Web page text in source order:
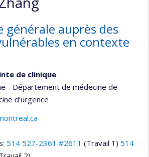
générale auprès des
en contexte
de clinique
- Département de médecine de
d'urgence
514 527-2361 #2611 (Travail 1) 514